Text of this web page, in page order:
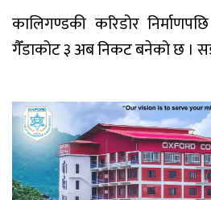
कालिगण्डकी करिडोर
गैँडाकोट ३ अब निकट बनेको छ ।